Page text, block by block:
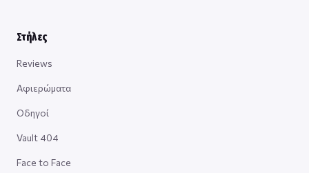
Στήλες
Reviews
Αφιερώματα
Οδηγοί
Vault 404
Face to Face